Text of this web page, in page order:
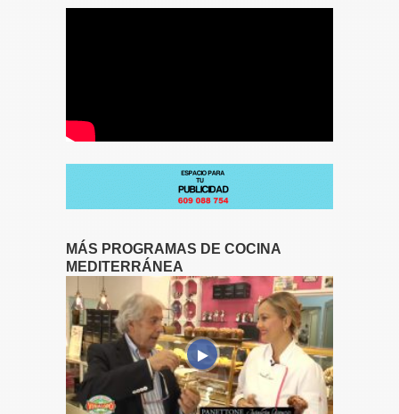
MÁS PROGRAMAS DE COCINA
MEDITERRÁNEA